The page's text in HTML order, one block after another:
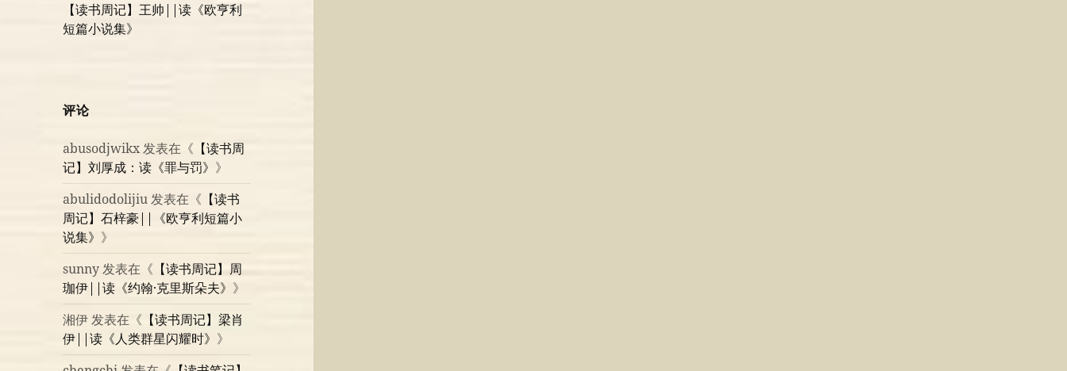
【读书周记】王帅||读《欧亨利
短篇小说集》
评论
abusodjwikx发表在《 【读书周
记】刘厚成：读《罪与罚》 》
abulidodolijiu发表在《 【读书
周记】石梓豪||《欧亨利短篇小
说集》 》
sunny发表在《 【读书周记】周
珈伊||读《约翰·克里斯朵夫》 》
湘伊发表在《 【读书周记】梁肖
伊||读《人类群星闪耀时》 》